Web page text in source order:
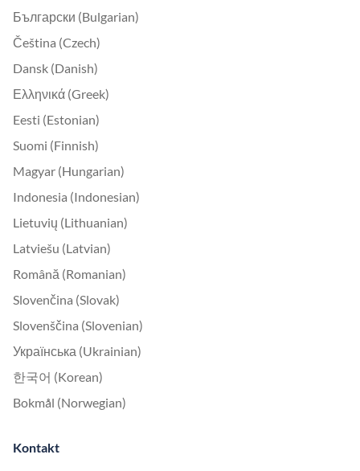
Български (Bulgarian)
Čeština (Czech)
Dansk (Danish)
Ελληνικά (Greek)
Eesti (Estonian)
Suomi (Finnish)
Magyar (Hungarian)
Indonesia (Indonesian)
Lietuvių (Lithuanian)
Latviešu (Latvian)
Română (Romanian)
Slovenčina (Slovak)
Slovenščina (Slovenian)
Українська (Ukrainian)
한국어 (Korean)
Bokmål (Norwegian)
Kontakt